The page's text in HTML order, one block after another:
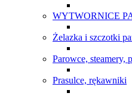
WYTWORNICE
Żelazka i szczotki
Parowce, steamery,
Prasulce, rękawniki